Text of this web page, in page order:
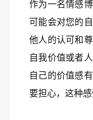
作为一名情感
可能会对您的
他人的认可和
自我价值或者
自己的价值感
要担心，这种感